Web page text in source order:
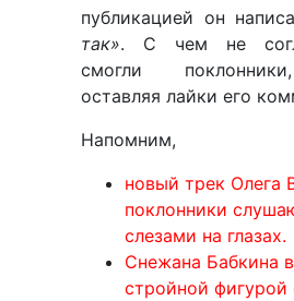
публикацией он
так». С чем не
смогли
оставляя лайки его
Напомним,
новый трек Олега
поклонники
слезами на глазах.
Снежана Бабкина
стройной фигурой